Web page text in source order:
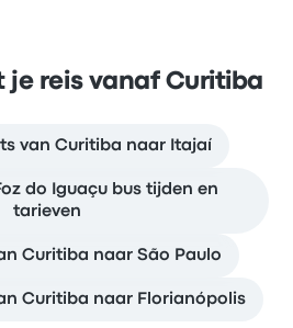
je reis vanaf Curitiba
van Curitiba naar Itajaí
do Iguaçu bus tijden en
tarieven
Curitiba naar São Paulo
Curitiba naar Florianópolis